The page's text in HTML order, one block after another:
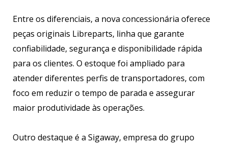
Entre os diferenciais, a nova concessionária oferece
peças originais Libreparts, linha que garante
confiabilidade, segurança e disponibilidade rápida
para os clientes. O estoque foi ampliado para
atender diferentes perfis de transportadores, com
foco em reduzir o tempo de parada e assegurar
maior produtividade às operações.
Outro destaque é a Sigaway, empresa do grupo